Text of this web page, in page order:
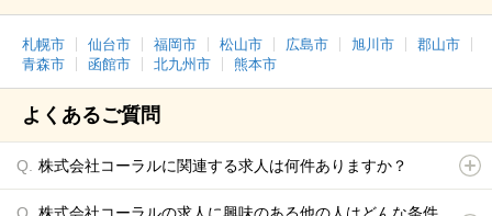
札幌市 仙台市 福岡市 松山市 広島市 旭川市
郡山市
青森市
函館市 北九州市 熊本市
よくあるご質問
株式会社コーラルに関連する求人は何件ありますか？